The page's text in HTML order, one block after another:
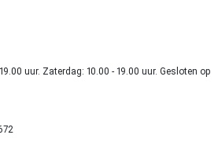
uur. Zaterdag: 10.00 - 19.00 uur. Gesloten op